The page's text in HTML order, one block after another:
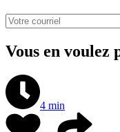
Vous en voulez
4 min